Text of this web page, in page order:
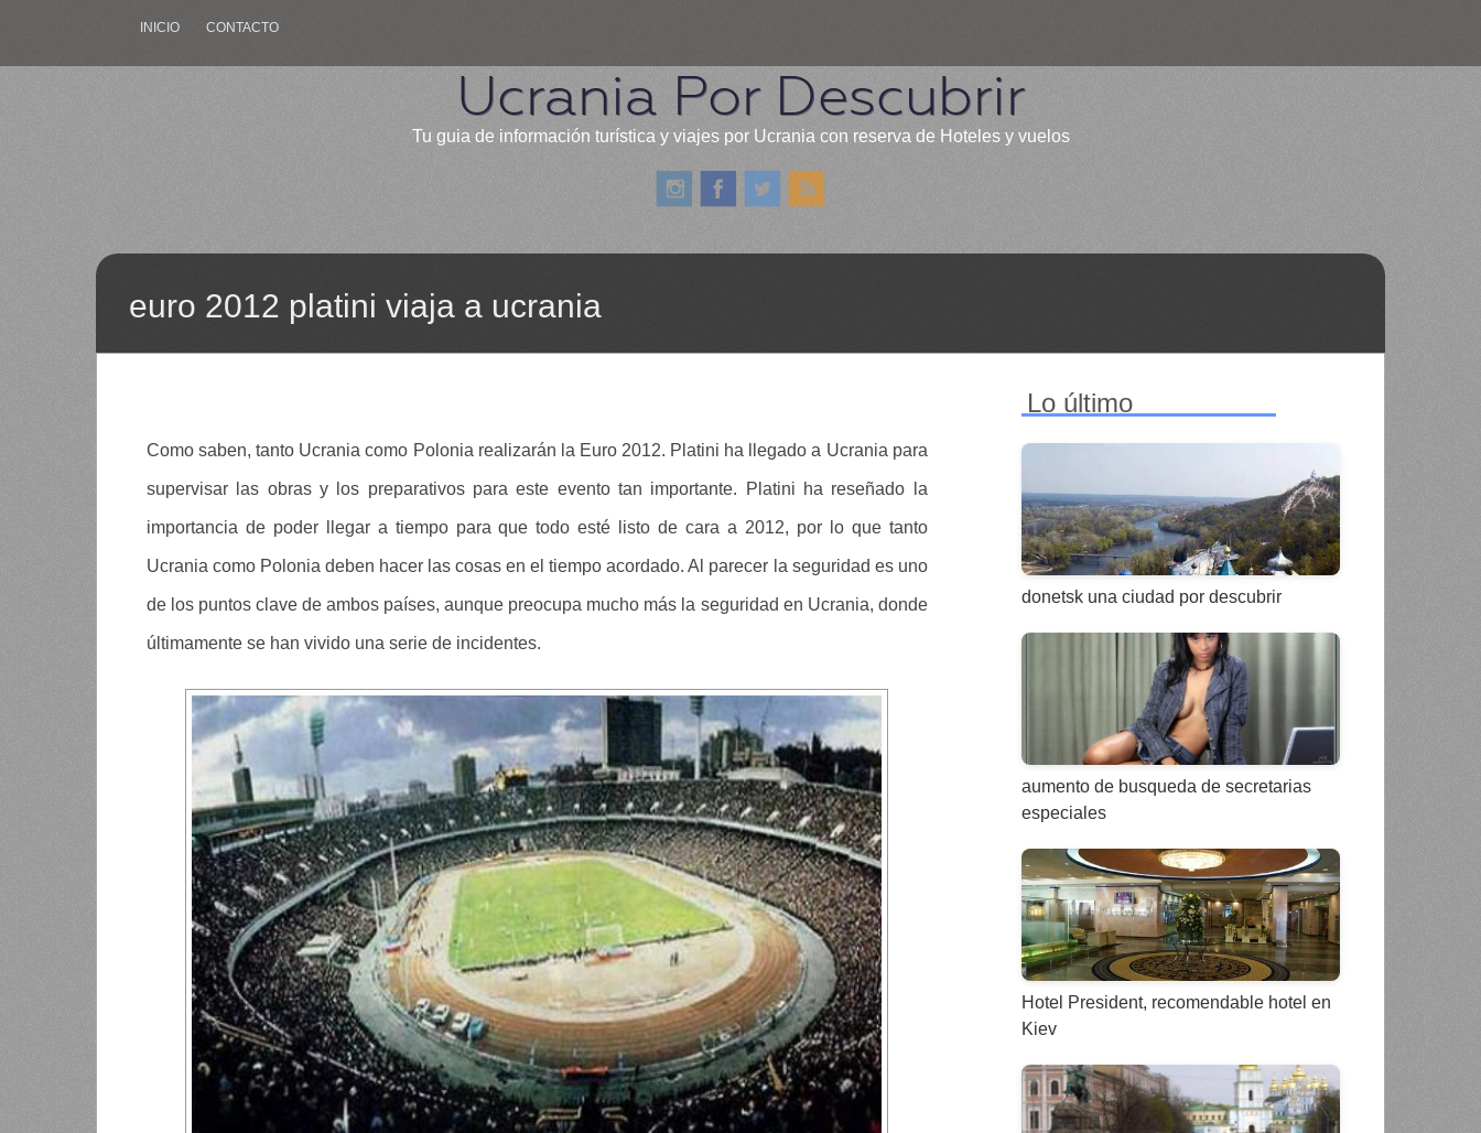
INICIO CONTACTO
Ucrania Por Descubrir
Tu guia de información turística y viajes por Ucrania con reserva de Hoteles y vuelos
euro 2012 platini viaja a ucrania
Como saben, tanto Ucrania como Polonia realizarán la Euro 2012. Platini ha llegado a Ucrania para
supervisar las obras y los preparativos para este evento tan importante. Platini ha reseñado la
importancia de poder llegar a tiempo para que todo esté listo de cara a 2012, por lo que tanto
Ucrania como Polonia deben hacer las cosas en el tiempo acordado. Al parecer la seguridad es uno
de los puntos clave de ambos países, aunque preocupa mucho más la seguridad en Ucrania, donde
últimamente se han vivido una serie de incidentes.
Lo último
donetsk una ciudad por descubrir
aumento de busqueda de secretarias
especiales
Hotel President, recomendable hotel en
Kiev